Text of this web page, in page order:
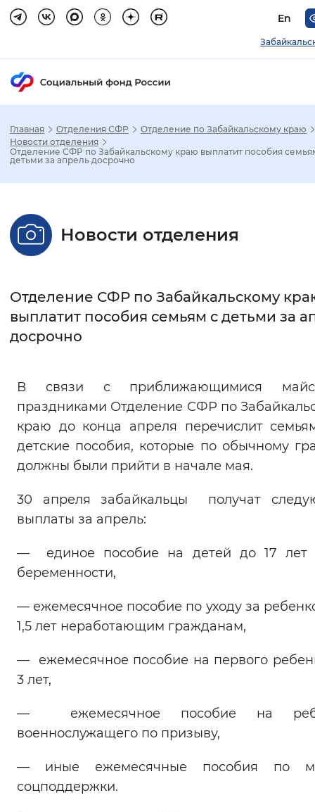
En
Стандартный Увеличенный
Без засечек С засечками
Цвет сайта
Монохромный Инверсивный
Синий фон
Изображения
Включены
Главная Отделения СФР
Отделение по Забайкальскому краю
Новости отделения
Отделение СФР по Забайкальскому краю выплатит пособия
детьми за апрель досрочно
Новости отделения
Отделение СФР по Забайкальскому
выплатит пособия семьям с детьми за
досрочно
В связи с приближающимися
праздниками Отделение СФР по
краю до конца апреля перечислит
детские пособия, которые по обычному
должны были прийти в начале мая.
30 апреля забайкальцы получат
выплаты за апрель:
— единое пособие на детей до 17 лет
беременности,
— ежемесячное пособие по уходу за
1,5 лет неработающим гражданам,
— ежемесячное пособие на первого
3 лет,
— ежемесячное пособие на
военнослужащего по призыву,
— иные ежемесячные пособия по
соцподдержки.